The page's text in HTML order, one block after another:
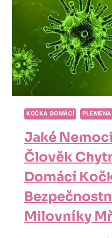
KOČKA DOMÁCÍ
Jaké
Člověk
Domácí
Milovníky